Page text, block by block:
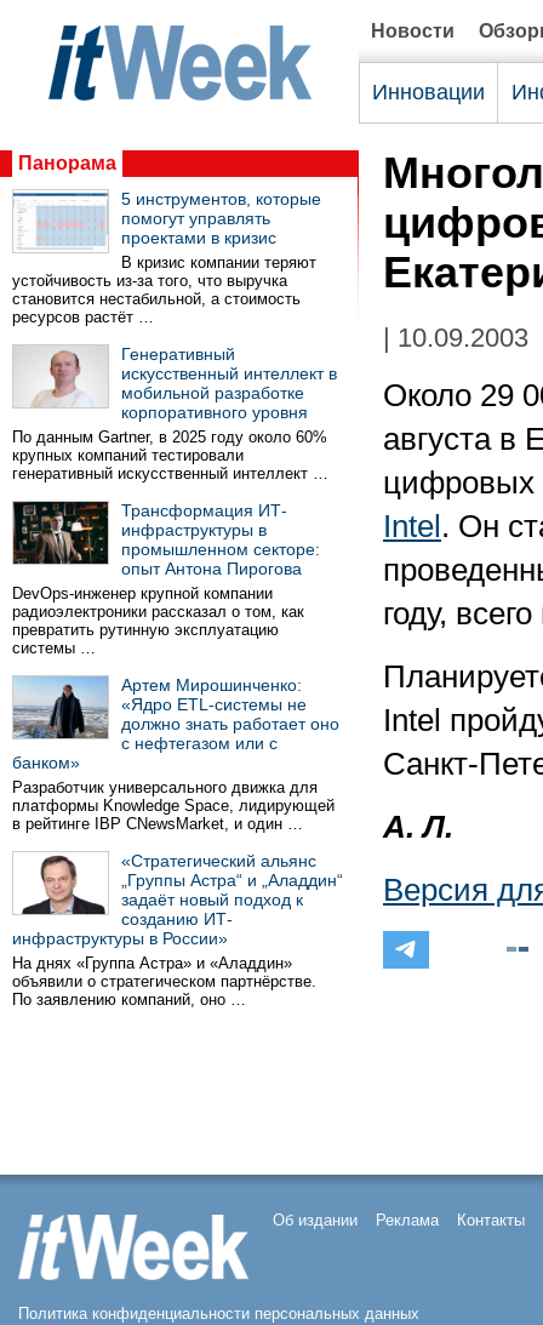
Новости
Инновации
Панорама
5 инструментов, которые
помогут управлять
проектами в кризис
В кризис компании теряют
устойчивость из-за того, что выручка
становится нестабильной, а стоимость
ресурсов растёт …
Генеративный
искусственный интеллект в
мобильной разработке
корпоративного уровня
По данным Gartner, в 2025 году около 60%
крупных компаний тестировали
генеративный искусственный интеллект …
Трансформация ИТ-
инфраструктуры в
промышленном секторе:
опыт Антона Пирогова
DevOps-инженер крупной компании
радиоэлектроники рассказал о том, как
превратить рутинную эксплуатацию
системы …
Артем Мирошинченко:
«Ядро ETL-системы не
должно знать работает оно
с нефтегазом или с
банком»
Разработчик универсального движка для
платформы Knowledge Space, лидирующей
в рейтинге IBP CNewsMarket, и один …
«Стратегический альянс
„Группы Астра“ и „Аладдин“
задаёт новый подход к
созданию ИТ-
инфраструктуры в России»
На днях «Группа Астра» и «Аладдин»
объявили о стратегическом партнёрстве.
По заявлению компаний, оно …
| 10.09.2003
Около 29
августа в
цифровых
Intel . Он
году,
Intel
Санкт-
А. Л.
Версия
Об издании Реклама Контакты
Политика конфиденциальности персональных данных